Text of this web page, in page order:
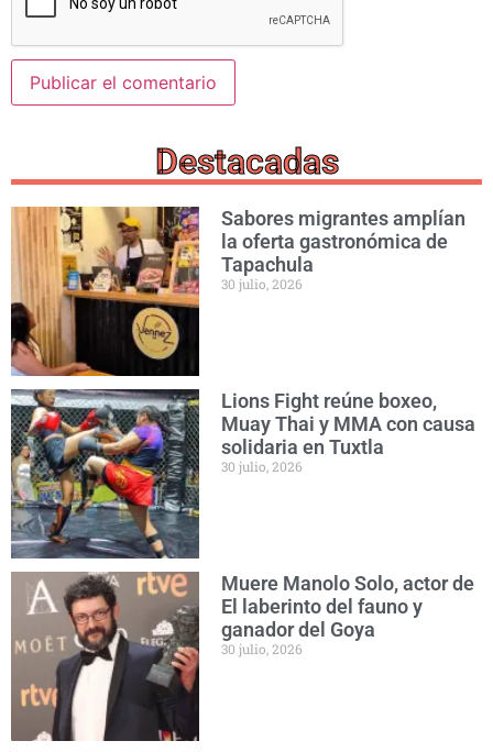
Destacadas
Sabores migrantes amplían
la oferta gastronómica de
Tapachula
30 julio, 2026
Lions Fight reúne boxeo,
Muay Thai y MMA con causa
solidaria en Tuxtla
30 julio, 2026
Muere Manolo Solo, actor de
El laberinto del fauno y
ganador del Goya
30 julio, 2026